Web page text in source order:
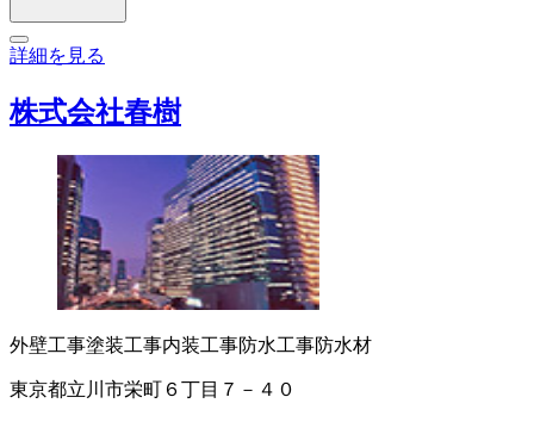
詳細を見る
株式会社春樹
外壁工事塗装工事内装工事防水工事防水材
東京都立川市栄町６丁目７－４０